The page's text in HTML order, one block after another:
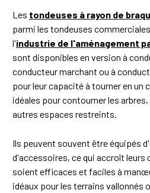
Les tondeuses à rayon de
parmi les tondeuses
l'industrie de l'aménagement
sont disponibles en version à
conducteur marchant ou à
pour leur capacité à tourner en un
idéales pour contourner les
autres espaces restreints.
Ils peuvent souvent être équipés
d'accessoires, ce qui accroît leurs
soient efficaces et faciles à
idéaux pour les terrains vallonnés